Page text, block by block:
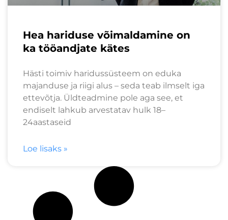
Hea hariduse võimaldamine on
ka tööandjate kätes
Hästi toimiv haridussüsteem on eduka
majanduse ja riigi alus – seda teab ilmselt iga
ettevõtja. Üldteadmine pole aga see, et
endiselt lahkub arvestatav hulk 18–
24aastaseid
Loe lisaks »